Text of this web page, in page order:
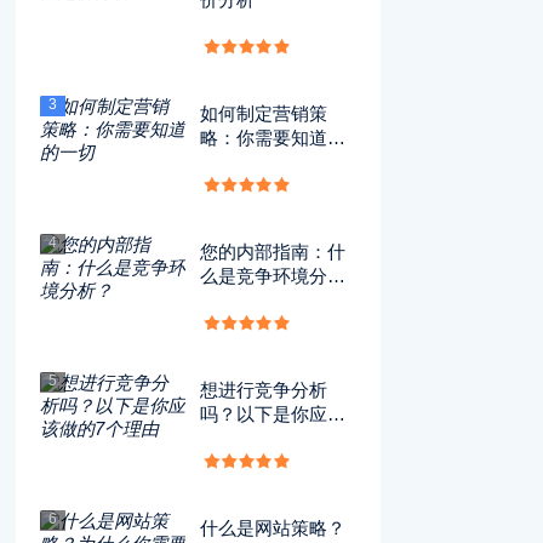
3
如何制定营销策
略：你需要知道的
4
您的内部指南：什
么是竞争环境分
5
想进行竞争分析
吗？以下是你应该
6
什么是网站策略？